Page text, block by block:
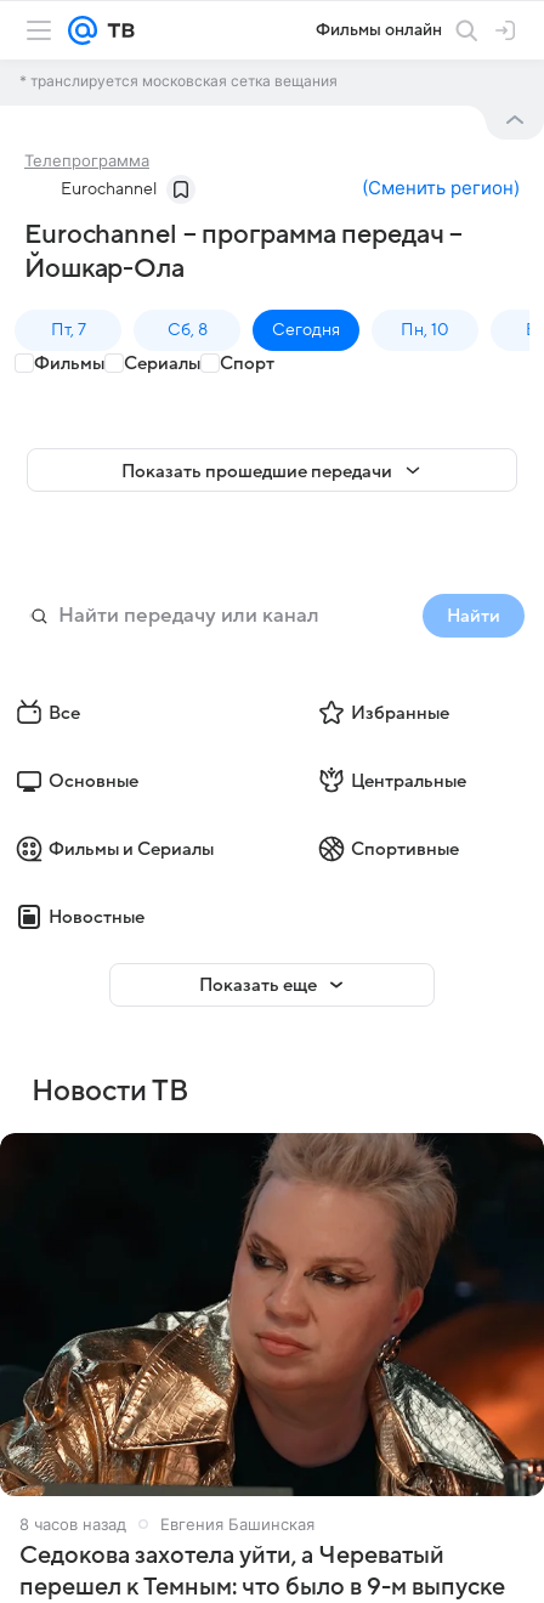
Фильмы онлайн
* транслируется московская сетка вещания
Телепрограмма
Eurochannel (Сменить регион)
Eurochannel – программа передач –
Йошкар-Ола
Пт, 7 Сб, 8 Сегодня Пн, 10
Фильмы Сериалы Спорт
Показать прошедшие передачи
Найти
Все Избранные
Основные Центральные
Фильмы и Сериалы Спортивные
Новостные
Показать еще
Новости ТВ
8 часов назад Евгения Башинская
Седокова захотела уйти, а Череватый
перешел к Темным: что было в 9-м выпуске